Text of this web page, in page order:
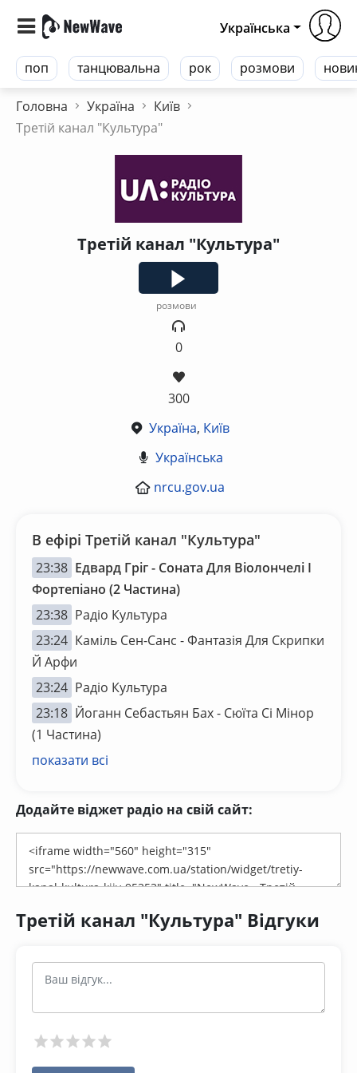
поп танцювальна рок розмови
Українська
Головна Україна
Київ
Третій канал "Культура"
Третій канал "Культура"
розмови
0
300
Україна, Київ
Українська
nrcu.gov.ua
В ефірі Третій канал "Культура"
23:38 Едвард Гріг - Соната Для Віолончелі І
Фортепіано (2 Частина)
23:38 Радіо Культура
23:24 Каміль Сен-Санс - Фантазія Для Скрипки
Й Арфи
23:24 Радіо Культура
23:18 Йоганн Себастьян Бах - Сюїта Сі Мінор
(1 Частина)
показати всі
Додайте віджет радіо на свій сайт:
Третій канал "Культура" Відгуки